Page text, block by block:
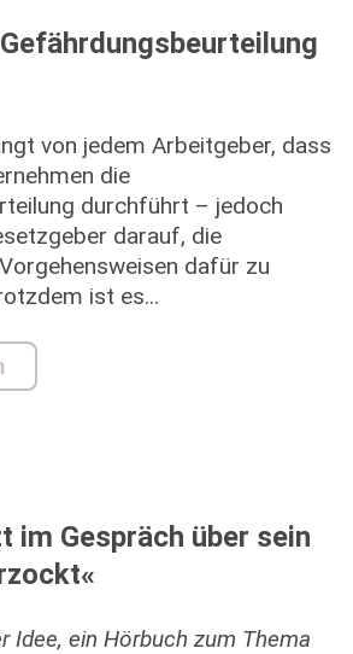
von jedem Arbeitgeber, dass
die
durchführt – jedoch
darauf, die
dafür zu
ist es...
im Gespräch über sein
Idee, ein Hörbuch zum Thema